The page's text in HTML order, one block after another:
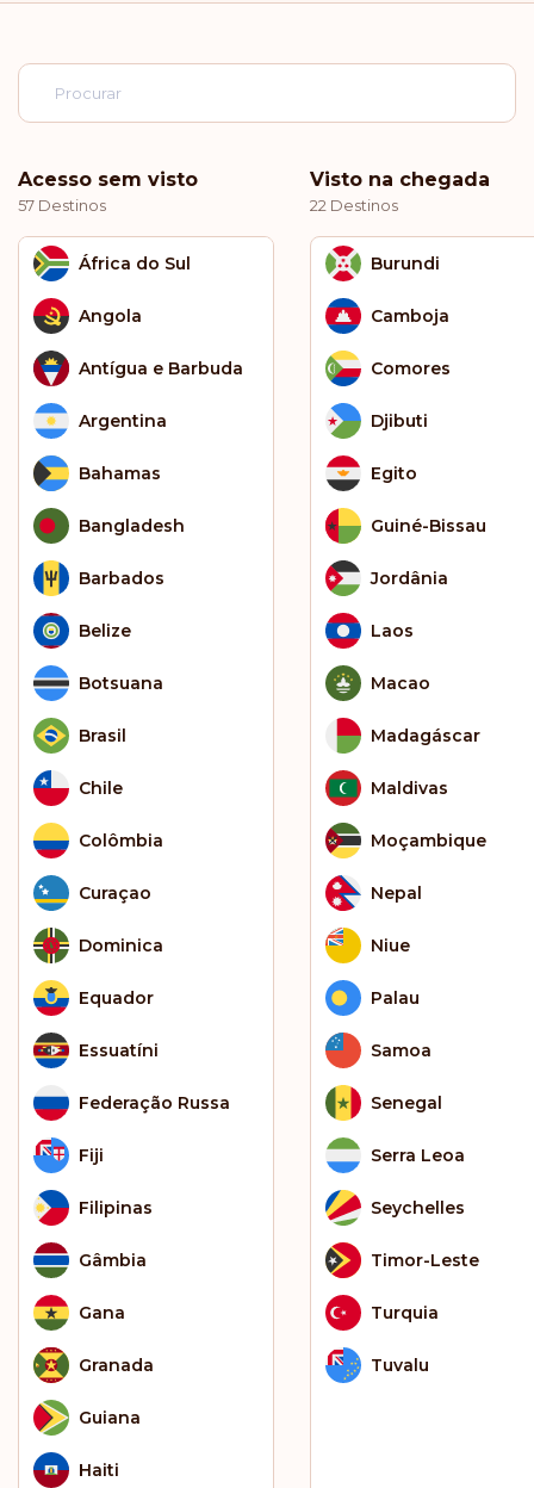
Acesso sem visto
57 Destinos
África do Sul
Angola
Antígua e Barbuda
Argentina
Bahamas
Bangladesh
Barbados
Belize
Botsuana
Brasil
Chile
Colômbia
Curaçao
Dominica
Equador
Essuatíni
Federação Russa
Fiji
Filipinas
Gâmbia
Gana
Granada
Guiana
Haiti
Visto na chegada
22 Destinos
Burundi
Camboja
Comores
Djibuti
Egito
Guiné-Bissau
Jordânia
Laos
Macao
Madagáscar
Maldivas
Moçambique
Nepal
Niue
Palau
Samoa
Senegal
Serra Leoa
Seychelles
Timor-Leste
Turquia
Tuvalu